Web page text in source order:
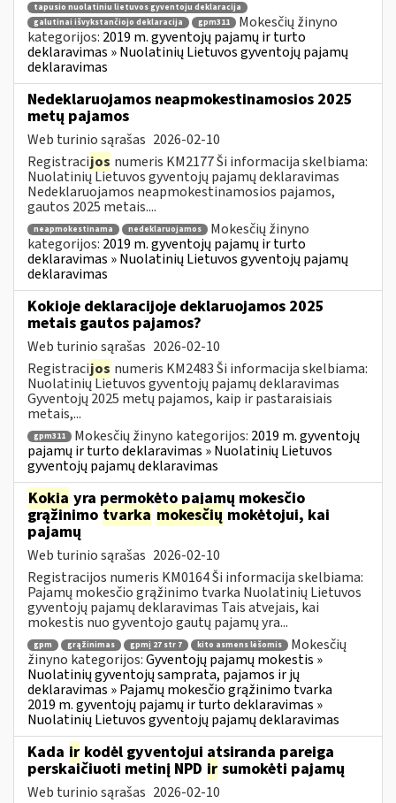
tapusio nuolatiniu lietuvos gyventoju deklaracija
galutinai išvykstančiojo deklaracija
gpm311
Mokesčių žinyno
kategorijos: 2019 m. gyventojų pajamų ir turto
deklaravimas » Nuolatinių Lietuvos gyventojų pajamų
deklaravimas
Nedeklaruojamos neapmokestinamosios 2025
metų pajamos
Web turinio sąrašas 2026-02-10
Registracijos numeris KM2177 Ši informacija skelbiama:
Nuolatinių Lietuvos gyventojų pajamų deklaravimas
Nedeklaruojamos neapmokestinamosios pajamos,
gautos 2025 metais....
neapmokestinama nedeklaruojamos
Mokesčių žinyno
kategorijos: 2019 m. gyventojų pajamų ir turto
deklaravimas » Nuolatinių Lietuvos gyventojų pajamų
deklaravimas
Kokioje deklaracijoje deklaruojamos 2025
metais gautos pajamos?
Web turinio sąrašas 2026-02-10
Registracijos numeris KM2483 Ši informacija skelbiama:
Nuolatinių Lietuvos gyventojų pajamų deklaravimas
Gyventojų 2025 metų pajamos, kaip ir pastaraisiais
metais,...
gpm311 Mokesčių žinyno kategorijos: 2019 m. gyventojų
pajamų ir turto deklaravimas » Nuolatinių Lietuvos
gyventojų pajamų deklaravimas
Kokia yra permokėto pajamų mokesčio
grąžinimo tvarka mokesčių mokėtojui, kai
pajamų
Web turinio sąrašas 2026-02-10
Registracijos numeris KM0164 Ši informacija skelbiama:
Pajamų mokesčio grąžinimo tvarka Nuolatinių Lietuvos
gyventojų pajamų deklaravimas Tais atvejais, kai
mokestis nuo gyventojo gautų pajamų yra...
gpm grąžinimas gpmį 27 str 7 kito asmens lėšomis
Mokesčių
žinyno kategorijos:Gyventojų pajamų mokestis »
Nuolatinių gyventojų samprata, pajamos ir jų
deklaravimas » Pajamų mokesčio grąžinimo tvarka
2019 m. gyventojų pajamų ir turto deklaravimas »
Nuolatinių Lietuvos gyventojų pajamų deklaravimas
Kada ir kodėl gyventojui atsiranda pareiga
perskaičiuoti metinį NPD ir sumokėti pajamų
Web turinio sąrašas 2026-02-10